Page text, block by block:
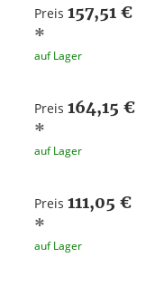
Preis 157,51 €
*
auf Lager
Preis 164,15 €
*
auf Lager
Preis 111,05 €
*
auf Lager